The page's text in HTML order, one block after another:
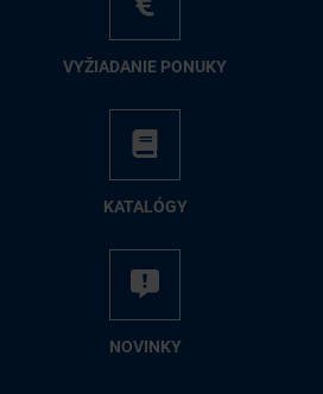
VY­ŽIA­DA­NIE PO­NU­KY
KA­TA­LÓ­GY
NO­VIN­KY